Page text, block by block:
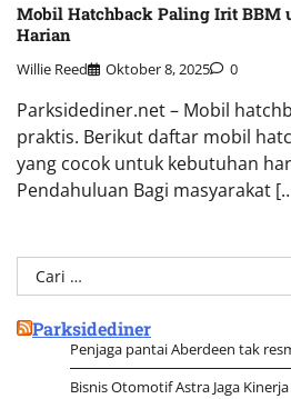
Mobil Hatchback Paling Irit BBM
Harian
Willie Reed Oktober 8, 2025 0
Parksidediner.net – Mobil
praktis. Berikut daftar mobil
yang cocok untuk kebutuhan
Pendahuluan Bagi masyarakat
Cari
untuk:
Parksidediner
Penjaga pantai Aberdeen tak
Bisnis Otomotif Astra Jaga